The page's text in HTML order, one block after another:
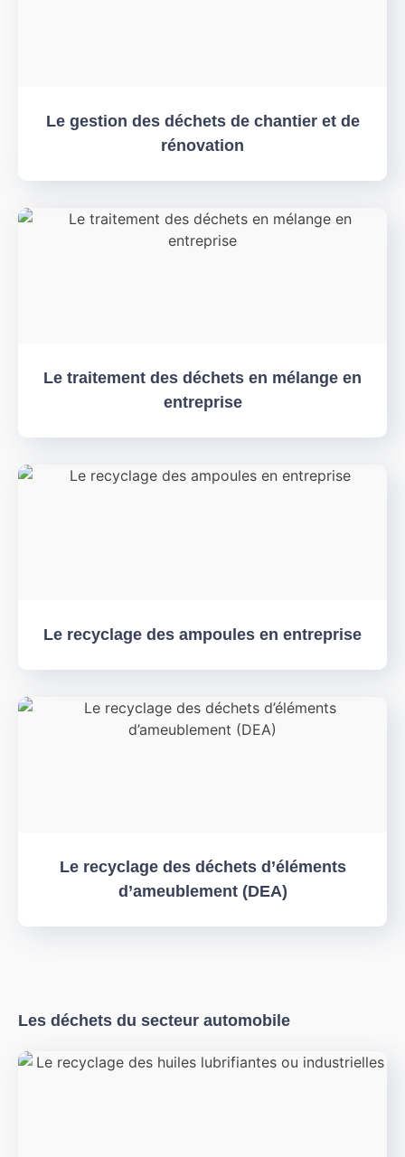
Le gestion des déchets de chantier et de
rénovation
Le traitement des déchets en mélange en
entreprise
Le recyclage des ampoules en entreprise
Le recyclage des déchets d’éléments
d’ameublement (DEA)
Les déchets du secteur automobile